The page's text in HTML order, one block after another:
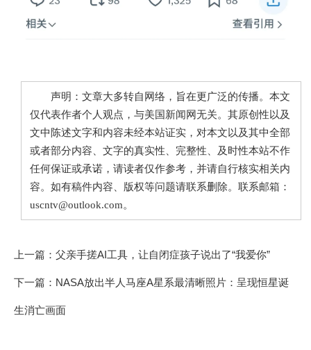
声明：文章大多转自网络，旨在更广泛的传播。本文
仅代表作者个人观点，与美国新闻网无关。其原创性以及
文中陈述文字和内容未经本站证实，对本文以及其中全部
或者部分内容、文字的真实性、完整性、及时性本站不作
任何保证或承诺，请读者仅作参考，并请自行核实相关内
容。如有稿件内容、版权等问题请联系删除。联系邮箱：
uscntv@outlook.com。
上一篇： 父亲手搓AI工具，让自闭症孩子说出了“我爱你”
下一篇： NASA放出半人马座A星系最清晰照片：呈现恒星诞
生消亡画面